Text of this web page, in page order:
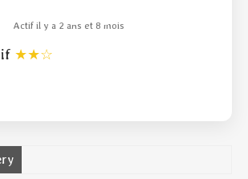
Actif il y a 2 ans et 8 mois